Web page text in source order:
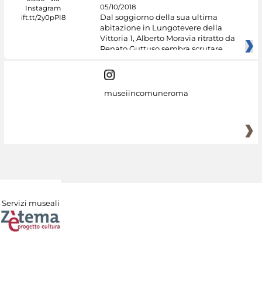
05/10/2018
Dal soggiorno della sua ultima
abitazione in Lungotevere della
Vittoria 1, Alberto Moravia ritratto da
Renato Guttuso sembra scrutare
museiincomuneroma
Servizi museali